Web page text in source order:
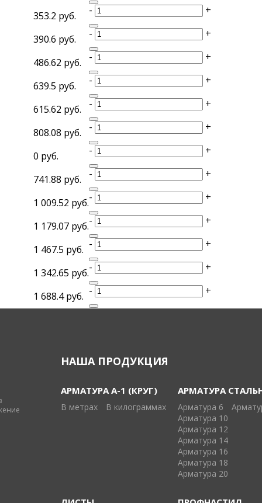
353.2 руб. - +
390.6 руб. - +
486.62 руб. - +
639.5 руб. - +
615.62 руб. - +
808.08 руб. - +
0 руб. - +
741.88 руб. - +
1 009.52 руб.- +
1 179.07 руб.- +
1 467.5 руб. - +
1 342.65 руб.- +
1 688.4 руб. - +
НАША ПРОДУКЦИЯ
АРМАТУРА А-1 (КРУГ)
В метрах В килограммах
АРМАТУРА
Арматура 6
Арматура 10
Арматура 12
Арматура 14
Арматура 16
Арматура 18
Арматура 20